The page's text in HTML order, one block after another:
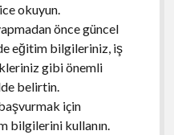
okuyun.
önce güncel
eğitim bilgileriniz, iş
gibi önemli
belirtin.
için
bilgilerini kullanın.